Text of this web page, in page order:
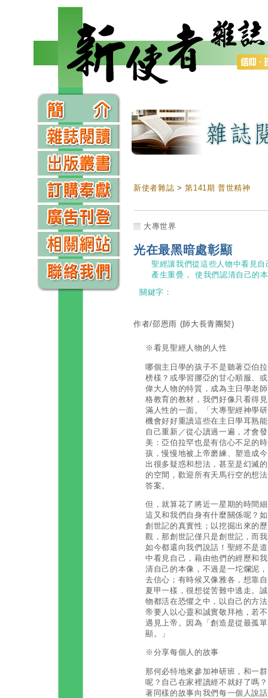
新使者雜誌 >第141期 普世精神
大專世界
光在最黑暗處彰顯
聖經讓我們從這些人物中看見
產生重疊， 使我們認清自己的
關鍵字：
作者/邵恩雨 (師大長青團契)
※看見聖經人物的人性
哪個主日學的孩子不是聽著亞伯
榜樣？或學習挪亞的甘心順服、
偉大人物的特質，成為主日學老
格教育的教材，我們好像只看得
滿人性的一面。「大專聖經神學
機會好好重讀這些在主日學耳熟
自己重新／從心讀過一遍，才會
美：亞伯拉罕也是有信心不足的
孩，慢慢地被上帝磨練、塑造成
出很多疑惑和想法，甚至是幻滅
的空間，歡迎所有天馬行空的想
答案。
但，就算花了將近一星期的時間
這又和我們自身有什麼關係呢？
創世記的真實性；以挖掘出來的
觀，那創世記僅只是創世記，而
如今都還向我們說話！聖經不是
中看見自己，藉由他們的經歷和
清自己的本像，不過是一坨爛泥
去信心；有時候又像雅各，想靠
夏甲一樣，很想從苦難中逃走。
物都活在恐懼之中，以自己的方
帝要人以心靈和誠實敬拜祂，若
遇見上帝。因為「創造是從最孤
顯。」
※分享每個人的故事
那何必特地來參加神研班，和一
呢？自己在家裡讀經不就好了嗎
著同樣的故事向我們每一個人說